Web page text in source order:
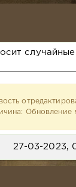
Обновление
27-03-2023,